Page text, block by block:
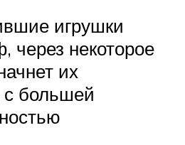
игрушки
через некоторое
их
с большей